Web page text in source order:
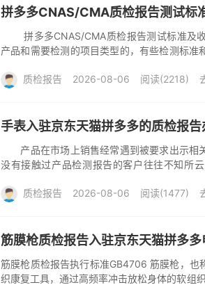
拼多多CNAS/CMA质检报告测试标
拼多多CNAS/CMA质检报告测试标准及收
产品和需要检测的项目类型的，有些检测标准
是3...质检报告 2026-08-06 阅读(2218)
手表入驻京东天猫拼多多的质检报
产品在市场上销售经常遇到被要求出示相
没有接触过产品检测报告的客户往往不知所
需要做检测报...
质检报告 2026-08-06 阅读(1477)
筋膜枪质检报告入驻京东天猫拼多多
筋膜枪质检报告执行标准GB4706 筋膜枪，也
织康复工具，通过高频率冲击放松身体的软组